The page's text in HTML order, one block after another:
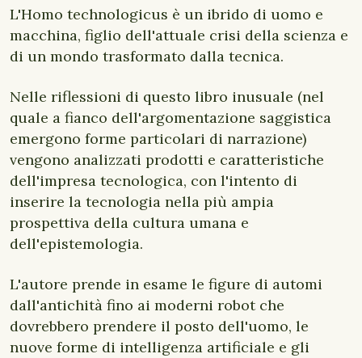
L'Homo technologicus è un ibrido di uomo e
macchina, figlio dell'attuale crisi della scienza e
di un mondo trasformato dalla tecnica.
Nelle riflessioni di questo libro inusuale (nel
quale a fianco dell'argomentazione saggistica
emergono forme particolari di narrazione)
vengono analizzati prodotti e caratteristiche
dell'impresa tecnologica, con l'intento di
inserire la tecnologia nella più ampia
prospettiva della cultura umana e
dell'epistemologia.
L'autore prende in esame le figure di automi
dall'antichità fino ai moderni robot che
dovrebbero prendere il posto dell'uomo, le
nuove forme di intelligenza artificiale e gli